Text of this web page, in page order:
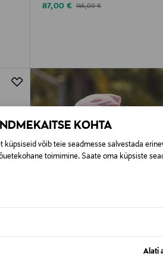
KOHTA
küpsiseid võib teie seadmesse salvestada
toimimine. Saate oma küpsiste
Alati
Discounted Price
87,00 € Original Price
145,00 €